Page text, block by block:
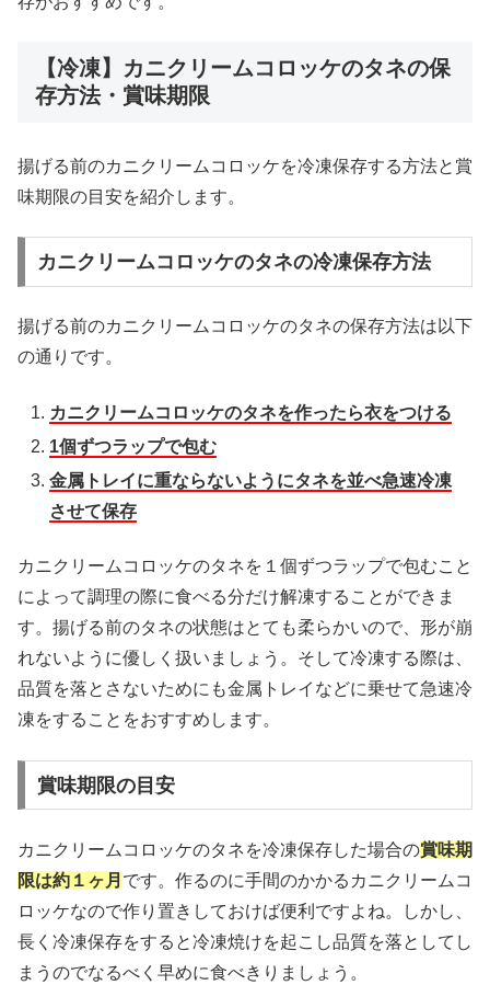
【冷凍】カニクリームコロッケのタネの保
存方法・賞味期限
揚げる前のカニクリームコロッケを冷凍保存する方法と賞
味期限の目安を紹介します。
カニクリームコロッケのタネの冷凍保存方法
揚げる前のカニクリームコロッケのタネの保存方法は以下
の通りです。
カニクリームコロッケのタネを作ったら衣をつける
1個ずつラップで包む
金属トレイに重ならないようにタネを並べ急速冷凍
させて保存
カニクリームコロッケのタネを１個ずつラップで包むこと
によって調理の際に食べる分だけ解凍することができま
す。揚げる前のタネの状態はとても柔らかいので、形が崩
れないように優しく扱いましょう。そして冷凍する際は、
品質を落とさないためにも金属トレイなどに乗せて急速冷
凍をすることをおすすめします。
賞味期限の目安
カニクリームコロッケのタネを冷凍保存した場合の賞味期
限は約１ヶ月 です。作るのに手間のかかるカニクリームコ
ロッケなので作り置きしておけば便利ですよね。しかし、
長く冷凍保存をすると冷凍焼けを起こし品質を落としてし
まうのでなるべく早めに食べきりましょう。